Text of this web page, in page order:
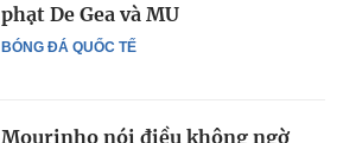
BÓNG ĐÁ QUỐC TẾ
phạt De Gea và MU
Mourinho nói điều không ngờ